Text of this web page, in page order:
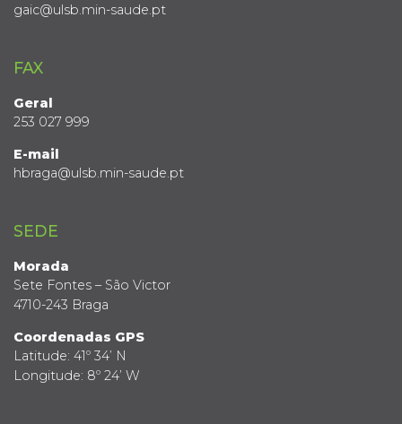
gaic@ulsb.min-saude.pt
FAX
Geral
253 027 999
E-mail
hbraga@ulsb.min-saude.pt
SEDE
Morada
Sete Fontes – São Victor
4710-243 Braga
Coordenadas GPS
Latitude: 41º 34’ N
Longitude: 8º 24’ W